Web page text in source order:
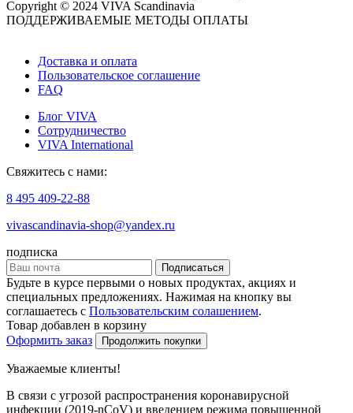
Copyright © 2024 VIVA Scandinavia
ПОДДЕРЖИВАЕМЫЕ МЕТОДЫ ОПЛАТЫ
Доставка и оплата
Пользовательское соглашение
FAQ
Блог VIVA
Сотрудничество
VIVA International
Свяжитесь с нами:
8 495 409-22-88
vivascandinavia-shop@yandex.ru
подписка
Подписаться
Будьте в курсе первыми о новых продуктах, акциях и
специальных предложениях. Нажимая на кнопку вы
соглашаетесь с Пользовательским солашением.
Товар добавлен в корзину
Оформить заказ
Продолжить покупки
Уважаемые клиенты!
В связи с угрозой распространения коронавирусной
инфекции (2019-nCoV) и введением режима повышенной